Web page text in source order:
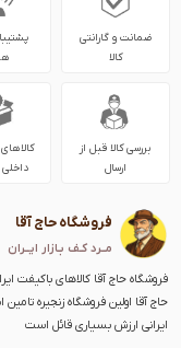
ضمانت و گارانتی
کالا
بررسی کالا قبل از
ارسال
فروشگاه حاج آقا
مــرد کـف بـازار ایــران
فروشگاه حاج آقا کالاهای باکیفت
حاج آقا اولین فروشگاه زنجیره تامین
ایرانی ارزش بسیاری قائل است